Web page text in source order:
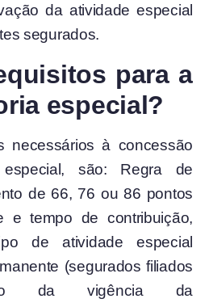
da atividade especial
segurados.
para a
especial?
necessários à concessão
são: Regra de
de 66, 76 ou 86 pontos
e tempo de contribuição,
de atividade especial
(segurados filiados
da vigência da